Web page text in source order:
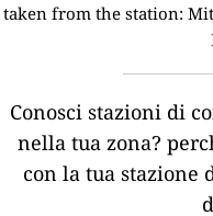
taken from the station:
Conosci stazioni di
nella tua zona?
con la tua stazione